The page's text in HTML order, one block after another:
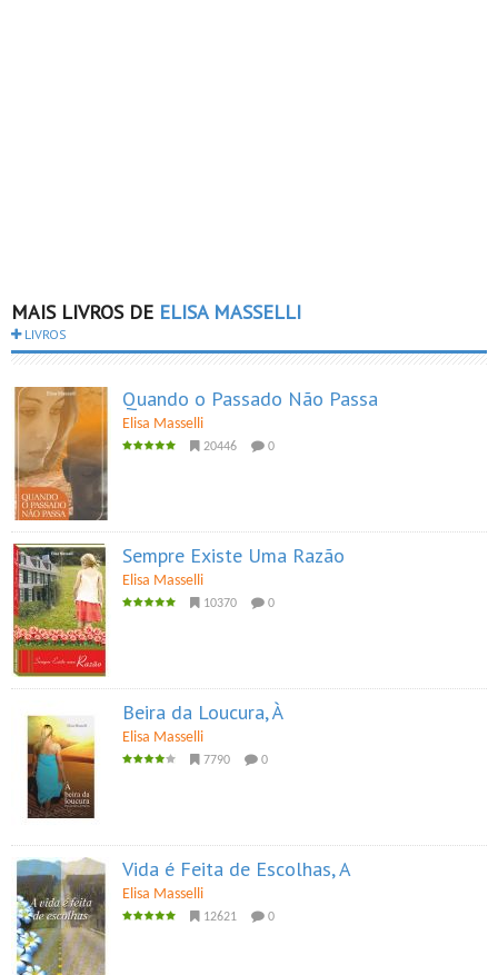
MAIS LIVROS DE ELISA MASSELLI
LIVROS
Quando o Passado Não Passa
Elisa Masselli
20446 0
Sempre Existe Uma Razão
Elisa Masselli
10370 0
Beira da Loucura, À
Elisa Masselli
7790 0
Vida é Feita de Escolhas, A
Elisa Masselli
12621 0